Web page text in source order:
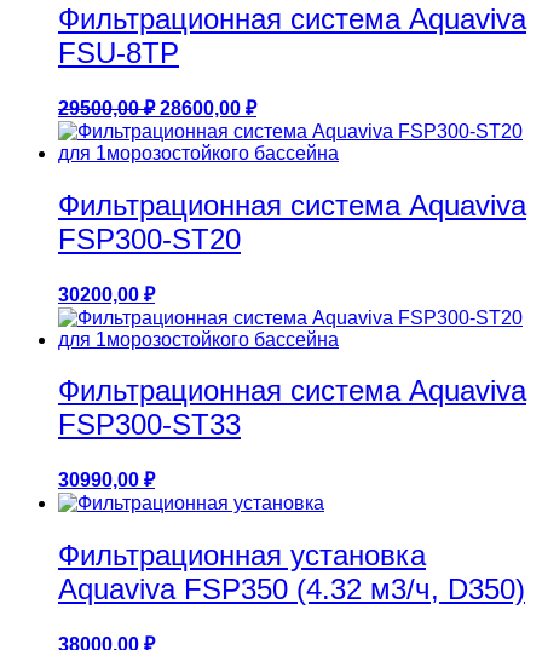
Фильтрационная система Aquaviva
FSU-8TP
29500,00₽ Первоначальная
цена
составляла
28600,00 ₽Текущая
цена:
28600,00 ₽.
Фильтрационная система Aquaviva
FSP300-ST20
30200,00 ₽
Фильтрационная система Aquaviva
FSP300-ST33
30990,00 ₽
Фильтрационная установка
Aquaviva FSP350 (4.32 м3/ч, D350)
38000,00 ₽